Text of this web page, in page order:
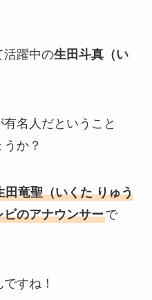
活躍中の生田斗真（い
名人だということ
か？
田竜聖（いくた りゅう
のアナウンサーで
すね！